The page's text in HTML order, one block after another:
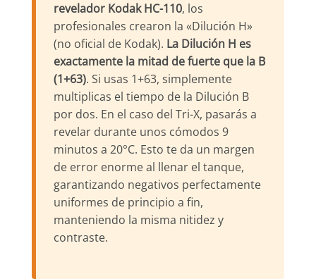
revelador Kodak HC-110, los
profesionales crearon la «Dilución H»
(no oficial de Kodak). La Dilución H es
exactamente la mitad de fuerte que la B
(1+63). Si usas 1+63, simplemente
multiplicas el tiempo de la Dilución B
por dos. En el caso del Tri-X, pasarás a
revelar durante unos cómodos 9
minutos a 20°C. Esto te da un margen
de error enorme al llenar el tanque,
garantizando negativos perfectamente
uniformes de principio a fin,
manteniendo la misma nitidez y
contraste.